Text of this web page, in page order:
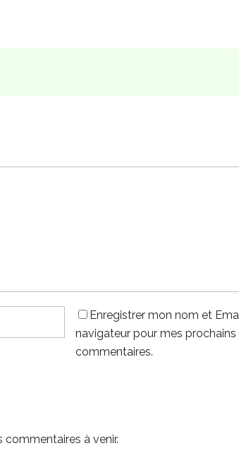
Enregistrer mon nom et
navigateur pour mes prochains
commentaires.
à venir.